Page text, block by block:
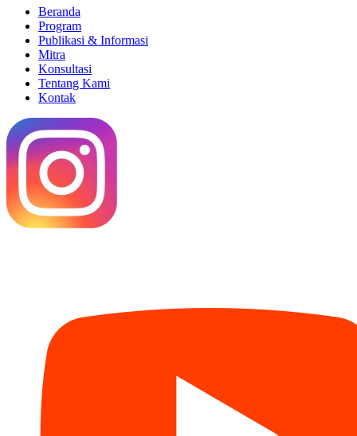
Beranda
Program
Publikasi & Informasi
Mitra
Konsultasi
Tentang Kami
Kontak